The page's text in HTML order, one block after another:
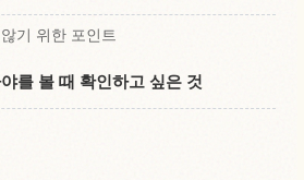
기 위한 포인트
를 볼 때 확인하고 싶은 것